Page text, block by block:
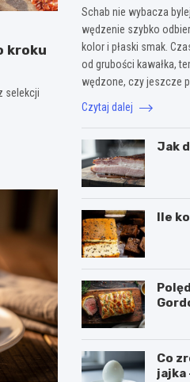
kroku
selekcji
Schab nie wybacza
wędzenie szybko
kolor i płaski smak.
od grubości kawałka,
wędzone, czy jeszcze
Czytaj dalej
Jak
Ile
Co
jajka